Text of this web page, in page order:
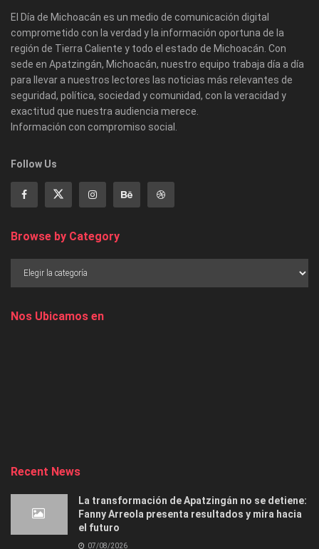
El Día de Michoacán es un medio de comunicación digital
comprometido con la verdad y la información oportuna de la
región de Tierra Caliente y todo el estado de Michoacán. Con
sede en Apatzingán, Michoacán, nuestro equipo trabaja día a día
para llevar a nuestros lectores las noticias más relevantes de
seguridad, política, sociedad y comunidad, con la veracidad y
exactitud que nuestra audiencia merece.
Información con compromiso social.
Follow Us
Browse by Category
Nos Ubicamos en
Recent News
La transformación de Apatzingán no se detiene:
Fanny Arreola presenta resultados y mira hacia
el futuro
07/08/2026